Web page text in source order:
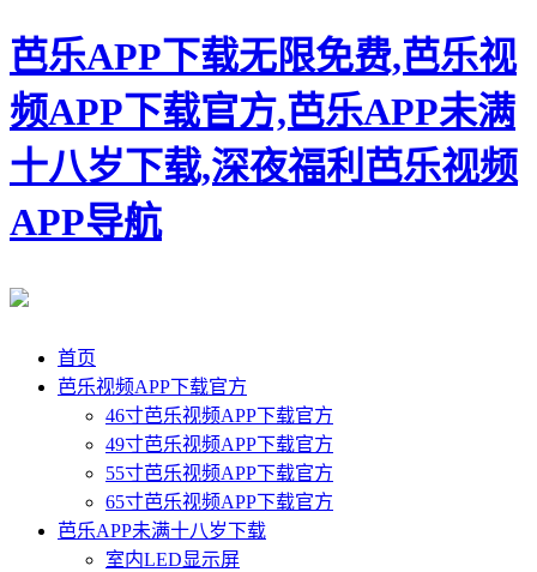
芭乐APP下载无限免费,芭乐视
频APP下载官方,芭乐APP未满
十八岁下载,深夜福利芭乐视频
APP导航
首页
芭乐视频APP下载官方
46寸芭乐视频APP下载官方
49寸芭乐视频APP下载官方
55寸芭乐视频APP下载官方
65寸芭乐视频APP下载官方
芭乐APP未满十八岁下载
室内LED显示屏